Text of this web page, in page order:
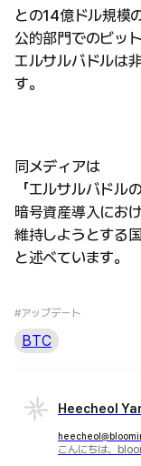
との14億ドル規模
公的部門でのビッ
エルサルバドルは
す。
同メディアは
「エルサルバドル
暗号資産導入にお
維持しようとする
と述べています。
#アップデート
BTC
Heecheol
こんにちは、